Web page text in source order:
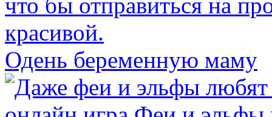
Одень беременную маму